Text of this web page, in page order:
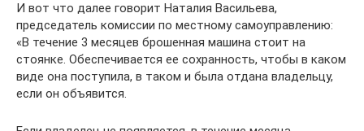
И вот что далее говорит Наталия Васильева,
председатель комиссии по местному самоуправлению:
«В течение 3 месяцев брошенная машина стоит на
стоянке. Обеспечивается ее сохранность, чтобы в каком
виде она поступила, в таком и была отдана владельцу,
если он объявится.